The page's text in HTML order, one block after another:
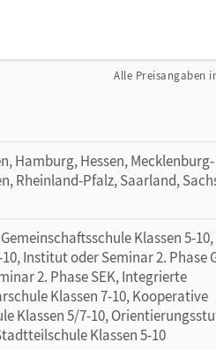
Alle Preisangaben
Hamburg, Hessen, Mecklenburg-
Rheinland-Pfalz, Saarland,
Klassen 5-10,
Institut oder Seminar 2. Phase
2. Phase SEK, Integrierte
Klassen 7-10, Kooperative
Klassen 5/7-10,
Klassen 5-10